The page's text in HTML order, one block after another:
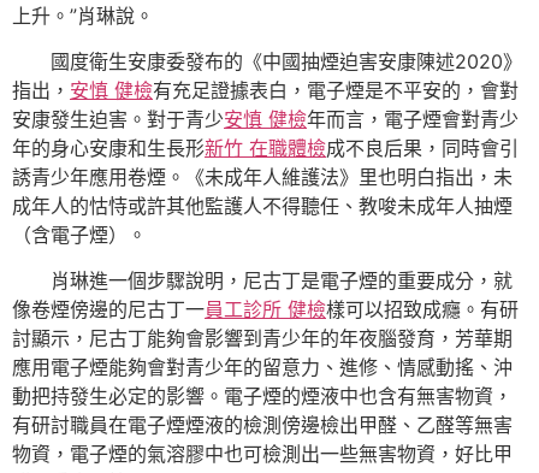
上升。”肖琳說。
國度衛生安康委發布的《中國抽煙迫害安康陳述2020》
指出， 安慎 健檢有充足證據表白，電子煙是不平安的，會對
安康發生迫害。對于青少安慎 健檢年而言，電子煙會對青少
年的身心安康和生長形新竹 在職體檢成不良后果，同時會引
誘青少年應用卷煙。《未成年人維護法》里也明白指出，未
成年人的怙恃或許其他監護人不得聽任、教唆未成年人抽煙
（含電子煙）。
肖琳進一個步驟說明，尼古丁是電子煙的重要成分，就
像卷煙傍邊的尼古丁一員工診所 健檢樣可以招致成癮。有研
討顯示，尼古丁能夠會影響到青少年的年夜腦發育，芳華期
應用電子煙能夠會對青少年的留意力、進修、情感動搖、沖
動把持發生必定的影響。電子煙的煙液中也含有無害物資，
有研討職員在電子煙煙液的檢測傍邊檢出甲醛、乙醛等無害
物資，電子煙的氣溶膠中也可檢測出一些無害物資，好比甲